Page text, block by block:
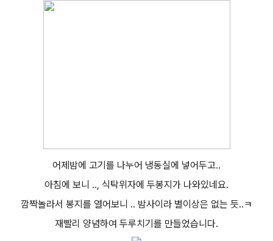
어제밤에 고기를 나누어 냉동실에 넣어두고..
아침에 보니 .., 식탁위자에 두봉지가 나와있네요.
깜짝놀라서 봉지를 열어보니 .. 밤사이라 별이상은 없는 듯..ㅋ
재빨리 양념하여 두루치기를 만들었습니다.